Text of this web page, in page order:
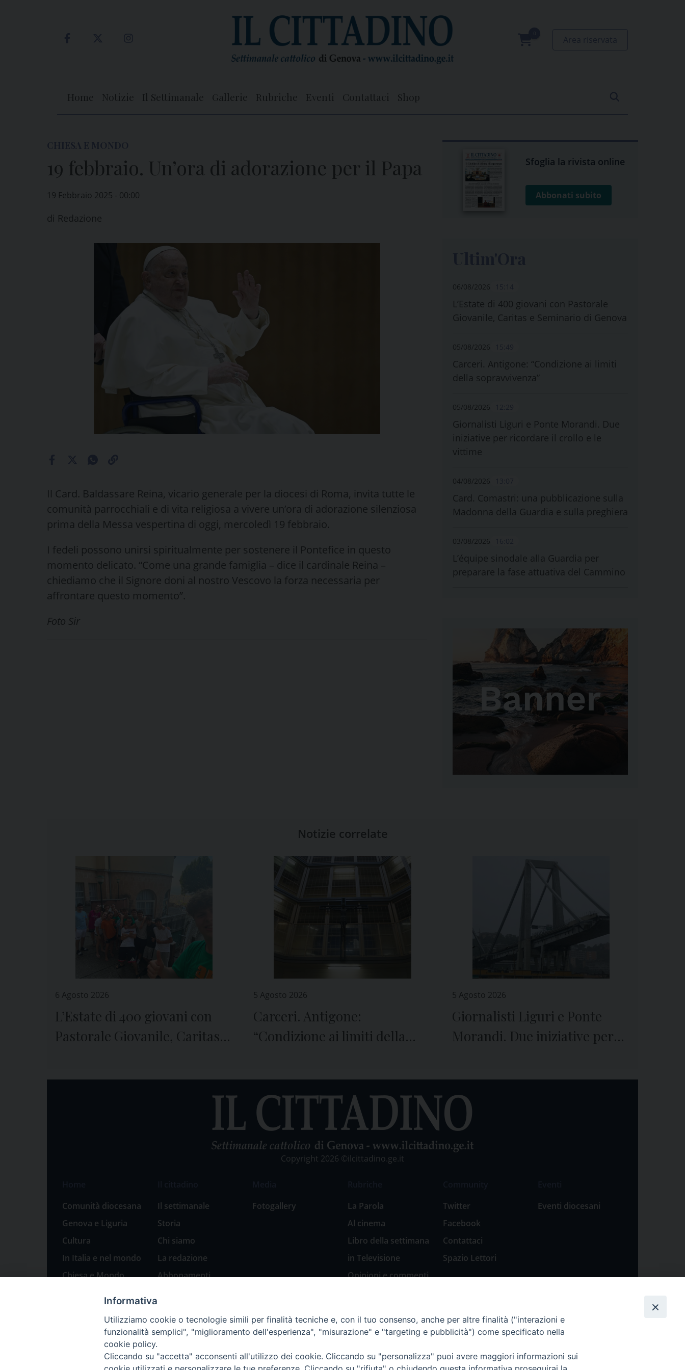
Home Notizie Il Settimanale Gallerie Rubriche Eventi Contattaci Shop
19 febbraio. Un’ora di adorazione per il Papa
19 Febbraio 2025 - 00:00
di Redazione
Il Card. Baldassare Reina, vicario generale per la diocesi di Roma, invita tutte le
comunità parrocchiali e di vita religiosa a vivere un’ora di adorazione silenziosa
prima della Messa vespertina di oggi, mercoledì 19 febbraio.
I fedeli possono unirsi spiritualmente per sostenere il Pontefice in questo
momento delicato. “Come una grande famiglia – dice il cardinale Reina –
chiediamo che il Signore doni al nostro Vescovo la forza necessaria per
affrontare questo momento”.
Foto Sir
Sfoglia la rivista online
Abbonati subito
06/08/2026
L’Estate di 400 giovani con Pastorale
Giovanile, Caritas e Seminario di Genova
05/08/2026
Carceri. Antigone: “Condizione ai limiti
della sopravvivenza”
05/08/2026
Giornalisti Liguri e Ponte Morandi. Due
iniziative per ricordare il crollo e le
vittime
04/08/2026
Card. Comastri: una pubblicazione sulla
Madonna della Guardia e sulla preghiera
03/08/2026
L’équipe sinodale alla Guardia per
preparare la fase attuativa del Cammino
Notizie correlate
6 Agosto 2026
L’Estate di 400 giovani con
Pastorale Giovanile, Caritas e
5 Agosto 2026
Carceri. Antigone:
“Condizione ai limiti della
5 Agosto 2026
Giornalisti Liguri e Ponte
Morandi. Due iniziative per
Copyright 2026 ©ilcittadino.ge.it
Comunità diocesana
Genova e Liguria
Cultura
In Italia e nel mondo
Chiesa e Mondo
Natale 2023: presepi
Il settimanale
Storia
Chi siamo
La redazione
Abbonamenti
Fotogallery
La Parola
Al cinema
Libro della settimana
in Televisione
Opinioni e commenti
Natale 2018: Presepi
in Diocesi
Natale 2020: Presepi
nella Diocesi di
Twitter
Facebook
Contattaci
Spazio Lettori
Eventi diocesani
Informativa
Utilizziamo cookie o tecnologie simili per finalità tecniche e, con il tuo consenso, anche per altre finalità ("interazioni e
funzionalità semplici", "miglioramento dell'esperienza", "misurazione" e "targeting e pubblicità") come specificato nella
cookie policy.
Cliccando su "accetta" acconsenti all'utilizzo dei cookie. Cliccando su "personalizza" puoi avere maggiori informazioni sui